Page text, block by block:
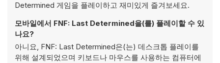
Determined 게임을 플레이하고 재미있게 즐겨보세요.
모바일에서 FNF: Last Determined을(를) 플레이할 수 있
나요?
아니요, FNF: Last Determined은(는) 데스크톱 플레이를
위해 설계되었으며 키보드나 마우스를 사용하는 컴퓨터에